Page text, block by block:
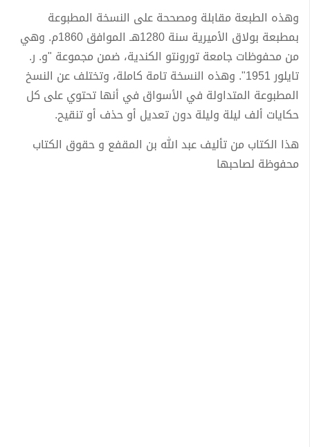
وهذه الطبعة مقابلة ومصححة على النسخة المطبوعة
بمطبعة بولاق الأميرية سنة 1280هـ الموافق 1860م. وهي
من محفوظات جامعة تورونتو الكندية، ضمن مجموعة "و. ر.
تايلور 1951". وهذه النسخة تامة كاملة، وتختلف عن النسخ
المطبوعة المتداولة في الأسواق في أنها تحتوي على كل
حكايات ألف ليلة وليلة دون تعديل أو حذف أو تنقيح.
هذا الكتاب من تأليف عبد الله بن المقفع و حقوق الكتاب
محفوظة لصاحبها